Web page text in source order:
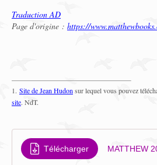
Traduction AD
Page d'origine : https://
1. Site de Jean Hudon sur lequel vous pouvez
site. NdT.
Télécharger MATTHEW